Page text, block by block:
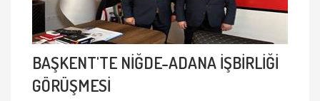
BAŞKENT'TE NİĞDE-ADANA İŞBİRLİĞİ
GÖRÜŞMESİ